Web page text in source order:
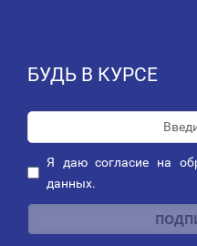
БУДЬ В КУРСЕ
Я даюсогласие на
данных.